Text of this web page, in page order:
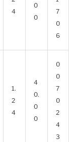
4
0
0
7
0
6
1.
2
4
4
0.
0
0
0
0
7
0
2
4
3